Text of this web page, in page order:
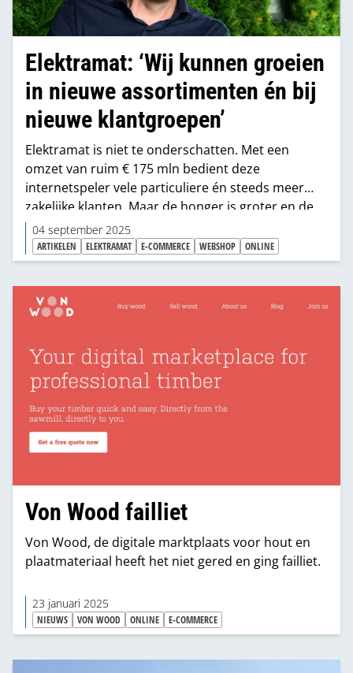
Elektramat: ‘Wij kunnen groeien
in nieuwe assortimenten én bij
nieuwe klantgroepen’
Elektramat is niet te onderschatten. Met een
omzet van ruim € 175 mln bedient deze
internetspeler vele particuliere én steeds meer
zakelijke klanten. Maar de honger is groter en de
kansen zijn talrijk, zo vertelt Chief Product Officer
Niek van Rhee ons. Vanuit zijn ervaring bij BMN
kan hij – en passant – mooi de verschillen met de
gangbare bouwgroothandel aangeven.
“Onze omzet kan op termijn grofweg nog wel eens
verdubbelen”
04 september 2025
ARTIKELEN ELEKTRAMAT E-COMMERCE WEBSHOP ONLINE
Von Wood failliet
Von Wood, de digitale marktplaats voor hout en
plaatmateriaal heeft het niet gered en ging failliet.
23 januari 2025
NIEUWS VON WOOD ONLINE E-COMMERCE